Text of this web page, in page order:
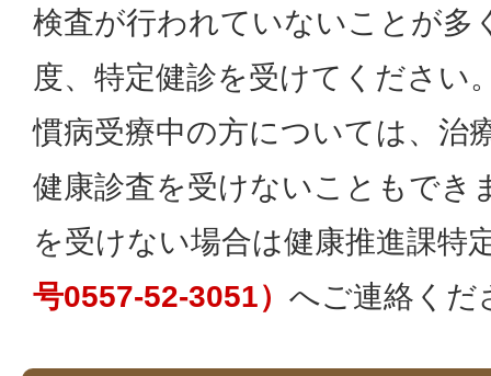
検査が行われていないことが多
度、特定健診を受けてください
慣病受療中の方については、治
健康診査を受けないこともでき
を受けない場合は健康推進課特
号0557-52-3051） へご連絡くだ